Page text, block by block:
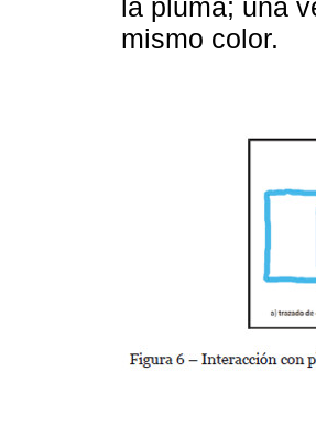
la pluma; una
mismo color.